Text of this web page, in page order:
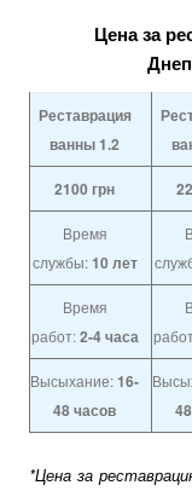
Цена за
Реставрация
ванны 1.2
2100 грн
Время
службы:10 лет
Время
работ:2-4 часа
Высыхание:16-
48 часов
*Цена за